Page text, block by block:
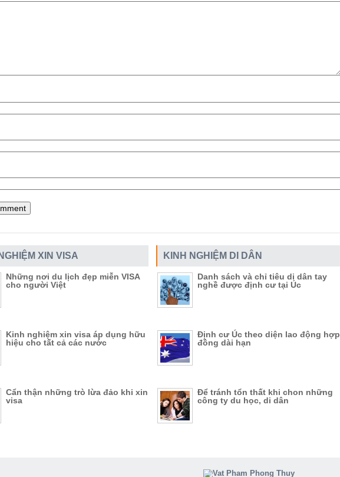
XIN VISA
Những nơi du lịch đẹp miễn VISA
cho người Việt
Kinh nghiệm xin visa áp dụng hữu
hiệu cho tất cả các nước
Cẩn thận những trò lừa đảo khi xin
visa
KINH NGHIỆM DI DÂN
Danh sách và chỉ tiêu di dân tay
nghề được định cư tại Úc
Định cư Úc theo diện lao động hợp
đồng dài hạn
Để tránh tổn thất khi chon những
công ty du học, di dân